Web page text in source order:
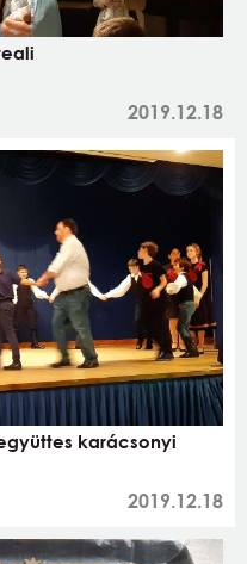
2019.12.18
karácsonyi
2019.12.18